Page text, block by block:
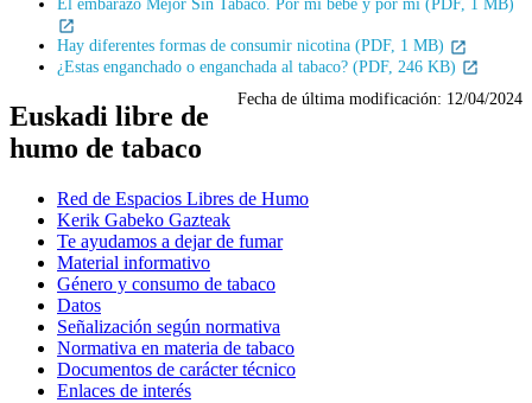
El embarazo Mejor Sin Tabaco. Por mi bebé y por mí (PDF, 1 MB)
Hay diferentes formas de consumir nicotina (PDF, 1 MB)
¿Estas enganchado o enganchada al tabaco? (PDF, 246 KB)
Fecha de última modificación: 12/04/2024
Euskadi libre de
humo de tabaco
Red de Espacios Libres de Humo
Kerik Gabeko Gazteak
Te ayudamos a dejar de fumar
Material informativo
Género y consumo de tabaco
Datos
Señalización según normativa
Normativa en materia de tabaco
Documentos de carácter técnico
Enlaces de interés